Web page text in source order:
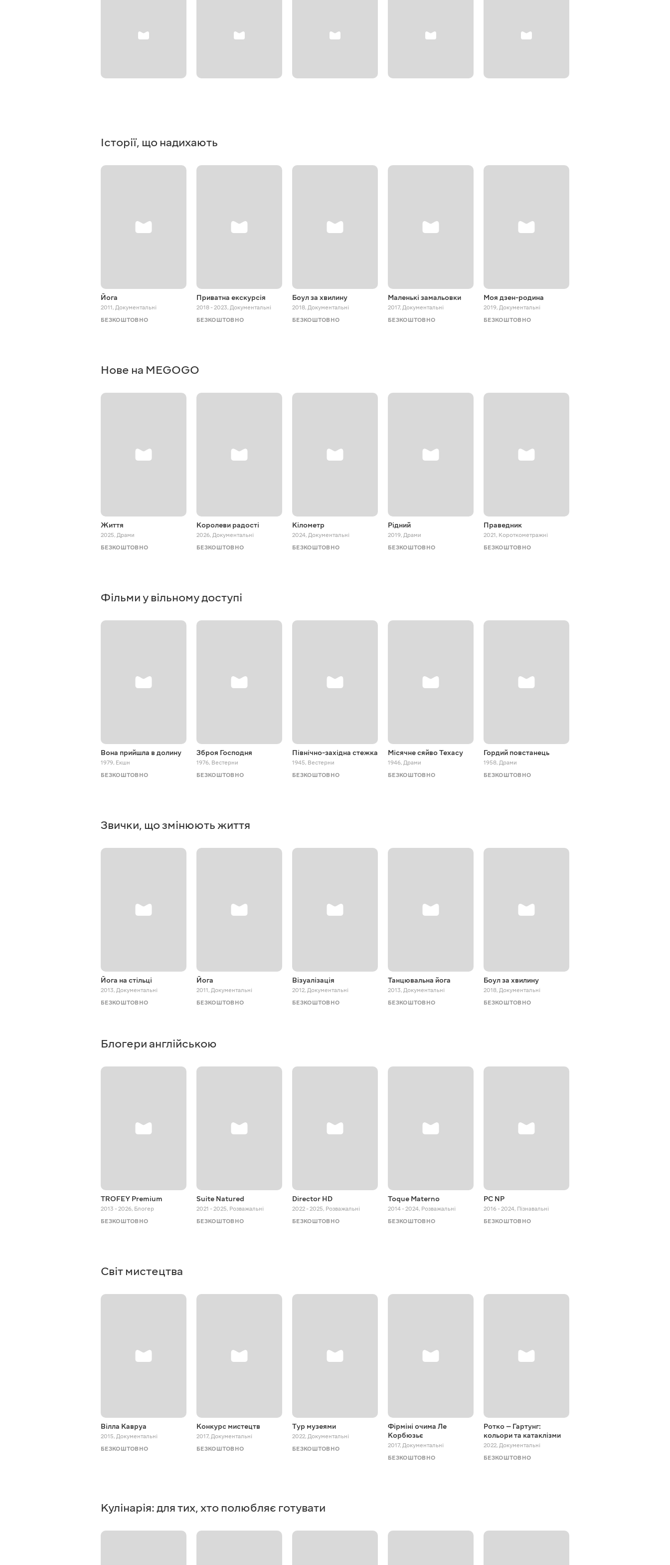
Історії, що надихають
Йога
2011, Документальні
БЕЗКОШТОВНО
Приватна екскурсія
2018 - 2023, Документальні
БЕЗКОШТОВНО
Боул за хвилину
2018, Документальні
БЕЗКОШТОВНО
Маленькі замальовки
2017, Документальні
БЕЗКОШТОВНО
Моя дзен-родина
2019, Документальні
БЕЗКОШТОВНО
Нове на MEGOGO
Життя
2025, Драми
БЕЗКОШТОВНО
Королеви радості
2026, Документальні
БЕЗКОШТОВНО
Кілометр
2024, Документальні
БЕЗКОШТОВНО
Рідний
2019, Драми
БЕЗКОШТОВНО
Праведник
2021, Короткометражні
БЕЗКОШТОВНО
Фільми у вільному доступі
Вона прийшла в долину
1979, Екшн
БЕЗКОШТОВНО
Зброя Господня
1976, Вестерни
БЕЗКОШТОВНО
Північно-західна стежка
1945, Вестерни
БЕЗКОШТОВНО
Місячне сяйво Техасу
1946, Драми
БЕЗКОШТОВНО
Гордий повстанець
1958, Драми
БЕЗКОШТОВНО
Звички, що змінюють життя
Йога на стільці
2013, Документальні
БЕЗКОШТОВНО
Йога
2011, Документальні
БЕЗКОШТОВНО
Візуалізація
2012, Документальні
БЕЗКОШТОВНО
Танцювальна йога
2013, Документальні
БЕЗКОШТОВНО
Боул за хвилину
2018, Документальні
БЕЗКОШТОВНО
Блогери англійською
TROFEY Premium
2013 - 2026, Блогер
БЕЗКОШТОВНО
Suite Natured
2021 - 2025, Розважальні
БЕЗКОШТОВНО
Director HD
2022 - 2025, Розважальні
БЕЗКОШТОВНО
Toque Materno
2014 - 2024, Розважальні
БЕЗКОШТОВНО
PC NP
2016 - 2024, Пізнавальні
БЕЗКОШТОВНО
Світ мистецтва
Вілла Кавруа
2015, Документальні
БЕЗКОШТОВНО
Конкурс мистецтв
2017, Документальні
БЕЗКОШТОВНО
Тур музеями
2022, Документальні
БЕЗКОШТОВНО
Фірміні очима Ле
Корбюзьє
2017, Документальні
БЕЗКОШТОВНО
Ротко — Гартунг:
кольори та катаклізми
2022, Документальні
БЕЗКОШТОВНО
Кулінарія: для тих, хто полюбляє готувати